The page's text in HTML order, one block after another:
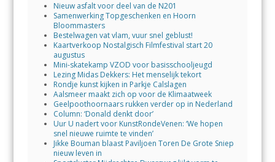
Nieuw asfalt voor deel van de N201
Samenwerking Topgeschenken en Hoorn
Bloommasters
Bestelwagen vat vlam, vuur snel geblust!
Kaartverkoop Nostalgisch Filmfestival start 20
augustus
Mini-skatekamp VZOD voor basisschooljeugd
Lezing Midas Dekkers: Het menselijk tekort
Rondje kunst kijken in Parkje Calslagen
Aalsmeer maakt zich op voor de Klimaatweek
Geelpoothoornaars rukken verder op in Nederland
Column: ‘Donald denkt door’
Uur U nadert voor KunstRondeVenen: ‘We hopen
snel nieuwe ruimte te vinden’
Jikke Bouman blaast Paviljoen Toren De Grote Sniep
nieuw leven in